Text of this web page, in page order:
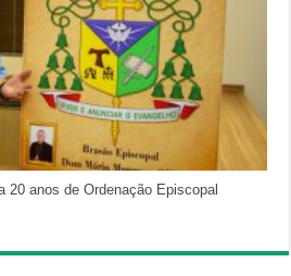
20 anos de Ordenação Episcopal